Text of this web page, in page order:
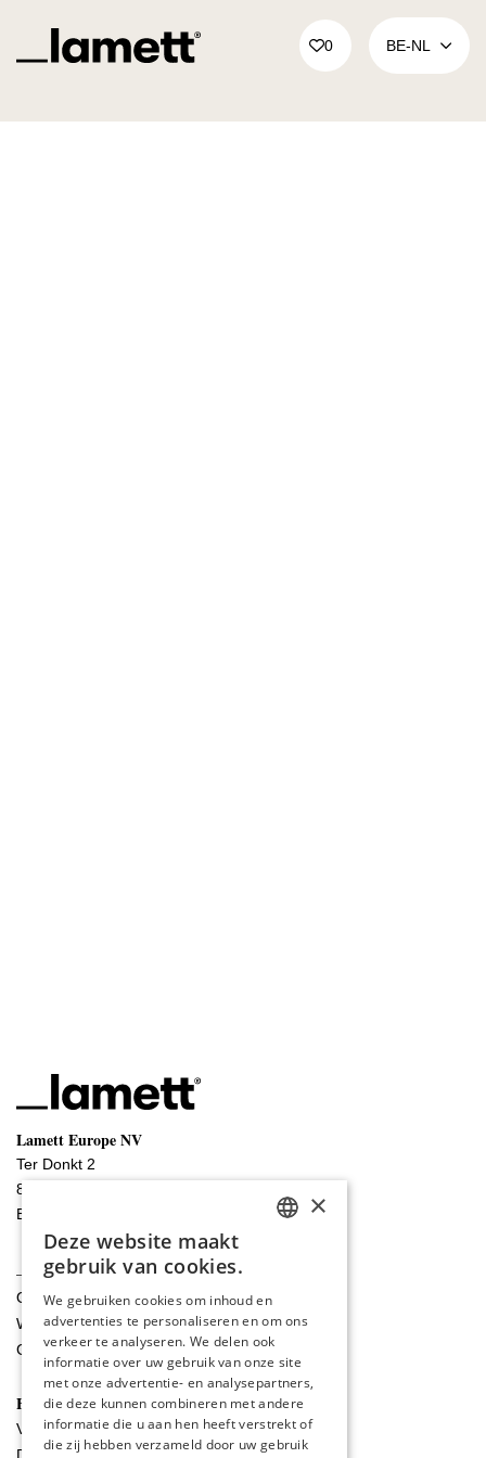
Terug naar home 0 BE‑NL
Lamett Europe NV
Ter Donkt 2
8540 Deerlijk
België
_lamett
Ons verhaal
Werken bij Lamett
Goed en graag gemaakt
Handige links
Veelgestelde vragen
POLISH
FRENCH
GERMAN
SPANISH
×
Deze website maakt
gebruik van cookies.
We gebruiken cookies om inhoud en
advertenties te personaliseren en om ons
verkeer te analyseren. We delen ook
informatie over uw gebruik van onze site
met onze advertentie- en analysepartners,
die deze kunnen combineren met andere
informatie die u aan hen heeft verstrekt of
die zij hebben verzameld door uw gebruik